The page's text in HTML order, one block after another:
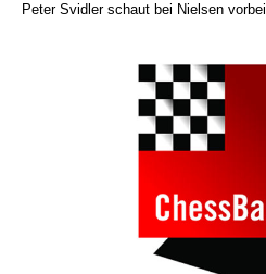
Peter Svidler schaut bei Nielsen vorbei